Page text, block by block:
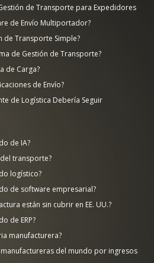
de Transporte para Expedidores
de Envío Multiportador?
de Transporte Simple?
de Gestión de Transporte?
de Carga?
de Envío?
de Logística Debería Seguir
de IA?
transporte?
logístico?
de software empresarial?
están sin cubrir en EE. UU.?
de ERP?
manufacturera?
del mundo por ingresos